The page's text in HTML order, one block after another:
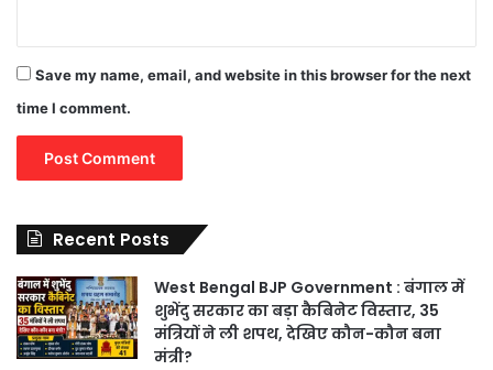
Save my name, email, and website in this browser for the next
time I comment.
Recent Posts
West Bengal BJP Government : बंगाल में
शुभेंदु सरकार का बड़ा कैबिनेट विस्तार, 35
मंत्रियों ने ली शपथ, देखिए कौन-कौन बना
मंत्री?